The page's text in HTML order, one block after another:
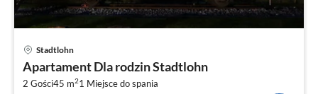
Stadtlohn
Apartament Dla rodzin Stadtlohn
2 Gości45 m21 Miejsce do spania